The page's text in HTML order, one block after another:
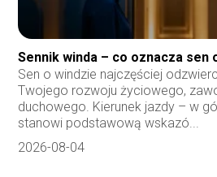
Sennik winda – co oznacza sen
Sen o windzie najczęściej
Twojego rozwoju życiowego,
duchowego. Kierunek jazdy – w
stanowi podstawową wskazó...
2026-08-04